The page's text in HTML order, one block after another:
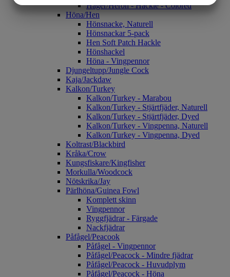
Häger/Heron - Hackle - Colored
Höna/Hen
Hönsnacke, Naturell
Hönsnackar 5-pack
Hen Soft Patch Hackle
Hönshackel
Höna - Vingpennor
Djungeltupp/Jungle Cock
Kaja/Jackdaw
Kalkon/Turkey
Kalkon/Turkey - Marabou
Kalkon/Turkey - Stjärtfjäder, Naturell
Kalkon/Turkey - Stjärtfjäder, Dyed
Kalkon/Turkey - Vingpenna, Naturell
Kalkon/Turkey - Vingpenna, Dyed
Koltrast/Blackbird
Kråka/Crow
Kungsfiskare/Kingfisher
Morkulla/Woodcock
Nötskrika/Jay
Pärlhöna/Guinea Fowl
Komplett skinn
Vingpennor
Ryggfjädrar - Färgade
Nackfjädrar
Påfågel/Peacook
Påfågel - Vingpennor
Påfågel/Peacock - Mindre fjädrar
Påfågel/Peacock - Huvudplym
Påfågel/Peacock - Höna
MARKNADSFÖRING